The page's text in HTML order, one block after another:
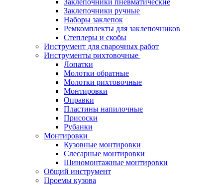
Заклепочники пневматические
Заклепочники ручные
Наборы заклепок
Ремкомплекты для заклепочников
Степлеры и скобы
Инструмент для сварочных работ
Инструменты рихтовочные
Лопатки
Молотки обратные
Молотки рихтовочные
Монтировки
Оправки
Пластины напилочные
Присоски
Рубанки
Монтировки
Кузовные монтировки
Слесарные монтировки
Шиномонтажные монтировки
Общий инструмент
Проемы кузова